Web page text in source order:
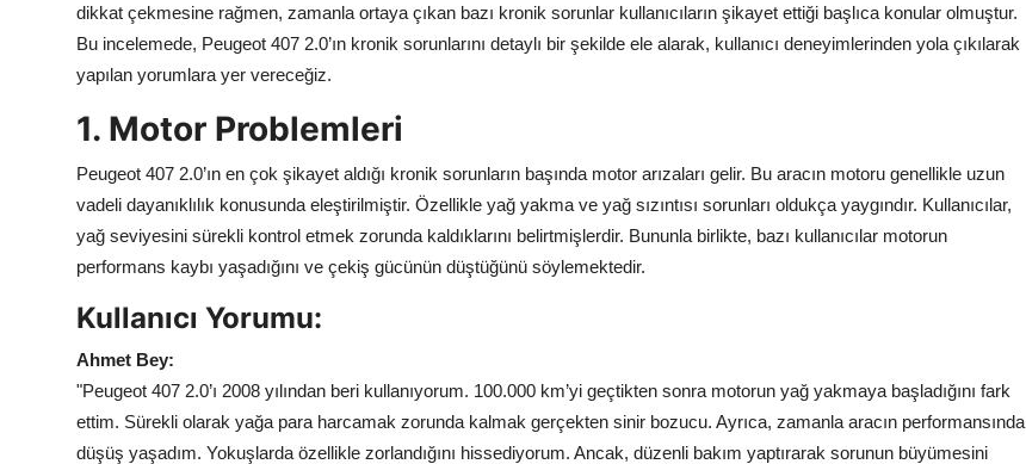
dikkat çekmesine rağmen, zamanla ortaya çıkan bazı kronik sorunlar kullanıcıların şikayet ettiği başlıca konular olmuştur.
Bu incelemede, Peugeot 407 2.0’ın kronik sorunlarını detaylı bir şekilde ele alarak, kullanıcı deneyimlerinden yola çıkılarak
yapılan yorumlara yer vereceğiz.
1. Motor Problemleri
Peugeot 407 2.0’ın en çok şikayet aldığı kronik sorunların başında motor arızaları gelir. Bu aracın motoru genellikle uzun
vadeli dayanıklılık konusunda eleştirilmiştir. Özellikle yağ yakma ve yağ sızıntısı sorunları oldukça yaygındır. Kullanıcılar,
yağ seviyesini sürekli kontrol etmek zorunda kaldıklarını belirtmişlerdir. Bununla birlikte, bazı kullanıcılar motorun
performans kaybı yaşadığını ve çekiş gücünün düştüğünü söylemektedir.
Kullanıcı Yorumu:
Ahmet Bey:
"Peugeot 407 2.0’ı 2008 yılından beri kullanıyorum. 100.000 km’yi geçtikten sonra motorun yağ yakmaya başladığını fark
ettim. Sürekli olarak yağa para harcamak zorunda kalmak gerçekten sinir bozucu. Ayrıca, zamanla aracın performansında
düşüş yaşadım. Yokuşlarda özellikle zorlandığını hissediyorum. Ancak, düzenli bakım yaptırarak sorunun büyümesini